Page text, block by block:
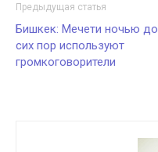
Предыдущая статья
Бишкек: Мечети ночью до
сих пор используют
громкоговорители